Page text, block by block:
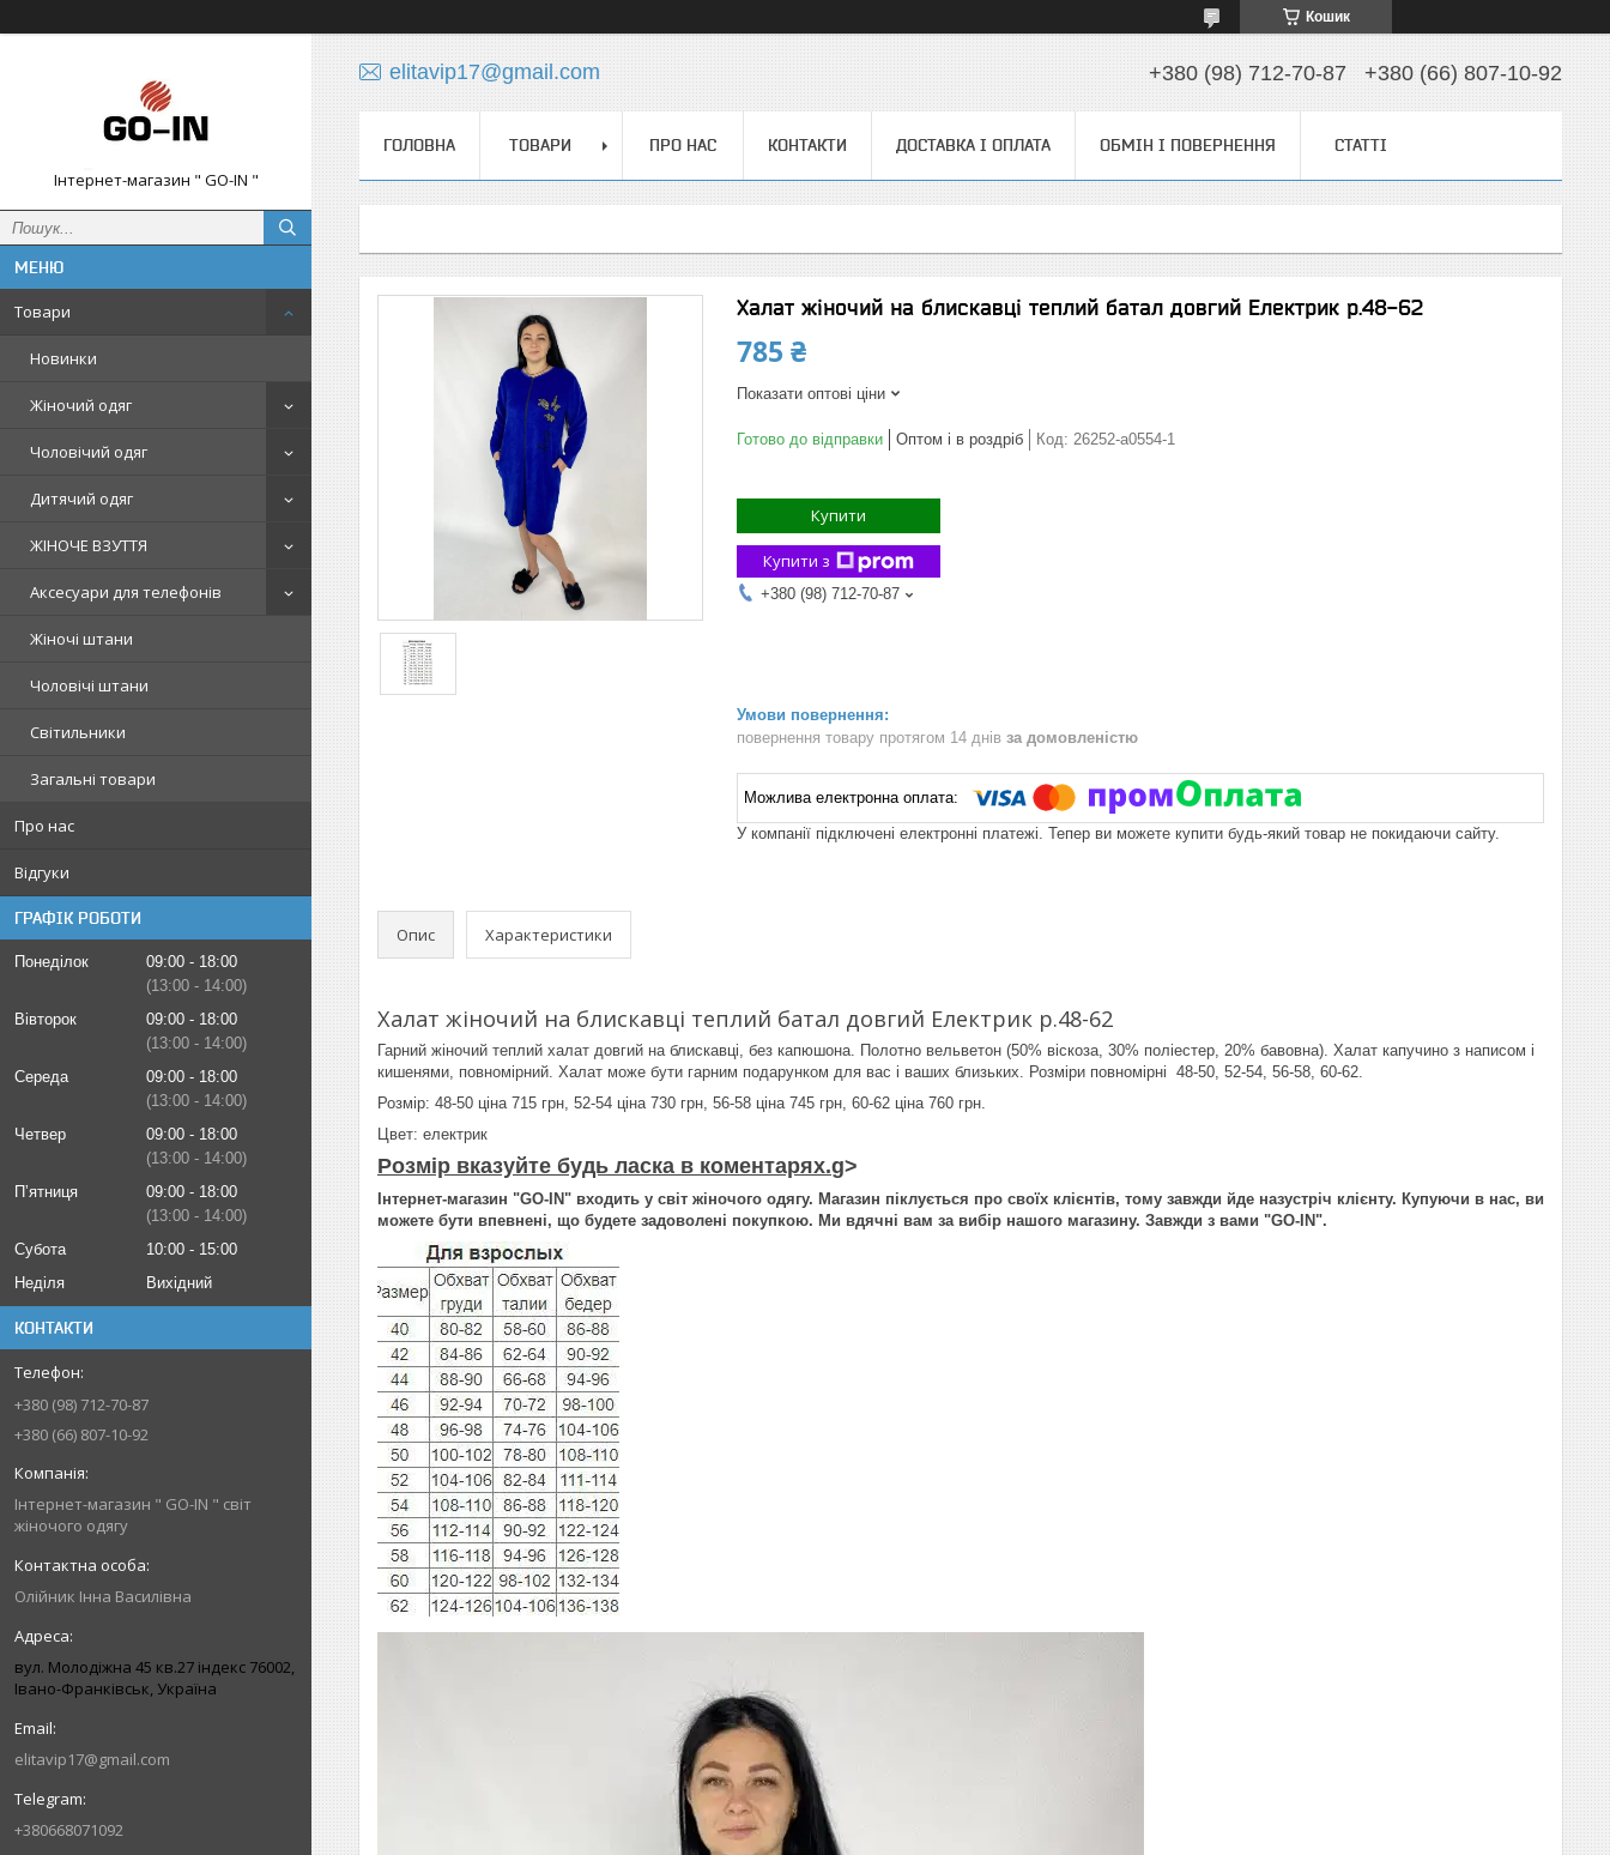
Кошик
Інтернет-магазин " GO-IN "
Товари
Новинки
Жіночий одяг
Чоловічий одяг
Дитячий одяг
ЖІНОЧЕ ВЗУТТЯ
Аксесуари для телефонів
Жіночі штани
Чоловічі штани
Світильники
Загальні товари
Про нас
Відгуки
ГРАФІК РОБОТИ
Понеділок 09:00
18:00
13:00
14:00
Вівторок
09:00
18:00
13:00
14:00
Середа
09:00
18:00
13:00
14:00
Четвер
09:00
18:00
13:00
14:00
Пʼятниця
09:00
18:00
13:00
14:00
Субота
10:00
15:00
Неділя
Вихідний
КОНТАКТИ
+380 (98) 712-70-87
+380 (66) 807-10-92
Інтернет-магазин " GO-IN " світ
жіночого одягу
Олійник Інна Василівна
вул. Молодіжна 45 кв.27 індекс 76002,
Івано-Франківськ, Україна
elitavip17@gmail.com
+380668071092
elitavip17@gmail.com +380 (98) 712-70-87 +380 (66) 807-10-92
ГОЛОВНА ТОВАРИ ПРО НАС КОНТАКТИ ДОСТАВКА І ОПЛАТА ОБМІН І ПОВЕРНЕННЯ СТАТТІ
Халат жіночий на блискавці теплий батал довгий Електрик р.48-62
785 ₴
Показати оптові ціни
Готово до відправки Оптом і в роздріб Код: 26252-а0554-1
Купити
Купити з
+380 (98) 712-70-87
повернення товару протягом 14 днів за домовленістю
У компанії підключені електронні платежі. Тепер ви можете купити будь-який товар не покидаючи сайту.
Опис Характеристики
Халат жіночий на блискавці теплий батал довгий Електрик р.48-62
Гарний жіночий теплий халат довгий на блискавці, без капюшона. Полотно вельветон (50% віскоза, 30% поліестер, 20% бавовна). Халат капучино з написом і
кишенями, повномірний. Халат може бути гарним подарунком для вас і ваших близьких. Розміри повномірні 48-50, 52-54, 56-58, 60-62.
Розмір: 48-50 ціна 715 грн, 52-54 ціна 730 грн, 56-58 ціна 745 грн, 60-62 ціна 760 грн.
Цвет: електрик
Розмір вказуйте будь ласка в коментарях.g>
Інтернет-магазин "GO-IN" входить у світ жіночого одягу. Магазин піклується про своїх клієнтів, тому завжди йде назустріч клієнту. Купуючи в нас, ви
можете бути впевнені, що будете задоволені покупкою. Ми вдячні вам за вибір нашого магазину. Завжди з вами "GO-IN".